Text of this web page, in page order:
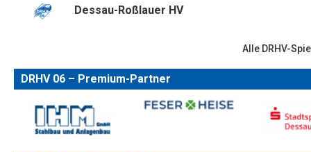
Dessau-Roßlauer HV
Alle DRHV-
DRHV 06 – Premium-Partner